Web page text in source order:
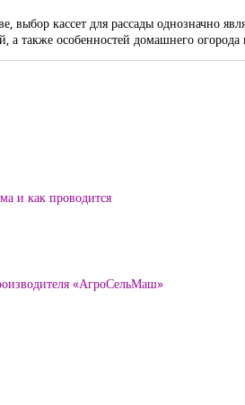
выбор кассет для рассады
а также особенностей домашнего огорода
и как проводится
«АгроСельМаш»